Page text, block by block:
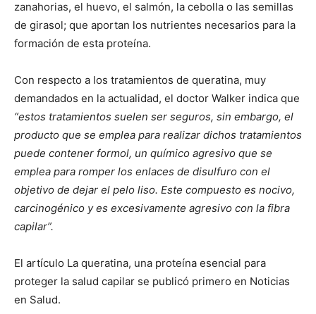
zanahorias, el huevo, el salmón, la cebolla o las semillas
de girasol; que aportan los nutrientes necesarios para la
formación de esta proteína.
Con respecto a los tratamientos de queratina, muy
demandados en la actualidad, el doctor Walker indica que
“estos tratamientos suelen ser seguros, sin embargo, el
producto que se emplea para realizar dichos tratamientos
puede contener formol, un químico agresivo que se
emplea para romper los enlaces de disulfuro con el
objetivo de dejar el pelo liso. Este compuesto es nocivo,
carcinogénico y es excesivamente agresivo con la fibra
capilar”.
El artículo La queratina, una proteína esencial para
proteger la salud capilar se publicó primero en Noticias
en Salud.